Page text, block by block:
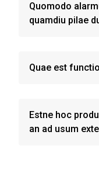
Quomodo
quamdiu pilae
Quae est
Estne hoc
an ad usum